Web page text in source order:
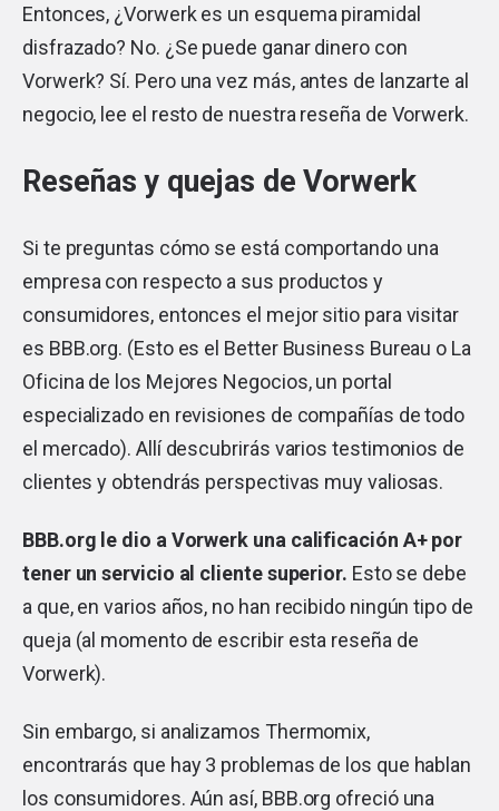
Entonces, ¿Vorwerk es un esquema piramidal
disfrazado? No. ¿Se puede ganar dinero con
Vorwerk? Sí. Pero una vez más, antes de lanzarte al
negocio, lee el resto de nuestra reseña de Vorwerk.
Reseñas y quejas de Vorwerk
Si te preguntas cómo se está comportando una
empresa con respecto a sus productos y
consumidores, entonces el mejor sitio para visitar
es BBB.org. (Esto es el Better Business Bureau o La
Oficina de los Mejores Negocios, un portal
especializado en revisiones de compañías de todo
el mercado). Allí descubrirás varios testimonios de
clientes y obtendrás perspectivas muy valiosas.
BBB.org le dio a Vorwerk una calificación A+ por
tener un servicio al cliente superior. Esto se debe
a que, en varios años, no han recibido ningún tipo de
queja (al momento de escribir esta reseña de
Vorwerk).
Sin embargo, si analizamos Thermomix,
encontrarás que hay 3 problemas de los que hablan
los consumidores. Aún así, BBB.org ofreció una